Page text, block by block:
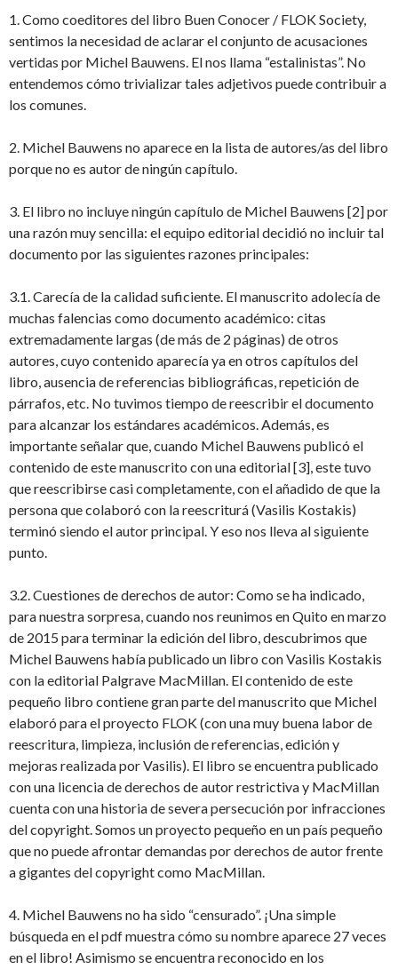
1. Como coeditores del libro Buen Conocer / FLOK Society,
sentimos la necesidad de aclarar el conjunto de acusaciones
vertidas por Michel Bauwens. El nos llama “estalinistas”. No
entendemos cómo trivializar tales adjetivos puede contribuir a
los comunes.
2. Michel Bauwens no aparece en la lista de autores/as del libro
porque no es autor de ningún capítulo.
3. El libro no incluye ningún capítulo de Michel Bauwens [2] por
una razón muy sencilla: el equipo editorial decidió no incluir tal
documento por las siguientes razones principales:
3.1. Carecía de la calidad suficiente. El manuscrito adolecía de
muchas falencias como documento académico: citas
extremadamente largas (de más de 2 páginas) de otros
autores, cuyo contenido aparecía ya en otros capítulos del
libro, ausencia de referencias bibliográficas, repetición de
párrafos, etc. No tuvimos tiempo de reescribir el documento
para alcanzar los estándares académicos. Además, es
importante señalar que, cuando Michel Bauwens publicó el
contenido de este manuscrito con una editorial [3], este tuvo
que reescribirse casi completamente, con el añadido de que la
persona que colaboró con la reescriturá (Vasilis Kostakis)
terminó siendo el autor principal. Y eso nos lleva al siguiente
punto.
3.2. Cuestiones de derechos de autor: Como se ha indicado,
para nuestra sorpresa, cuando nos reunimos en Quito en marzo
de 2015 para terminar la edición del libro, descubrimos que
Michel Bauwens había publicado un libro con Vasilis Kostakis
con la editorial Palgrave MacMillan. El contenido de este
pequeño libro contiene gran parte del manuscrito que Michel
elaboró para el proyecto FLOK (con una muy buena labor de
reescritura, limpieza, inclusión de referencias, edición y
mejoras realizada por Vasilis). El libro se encuentra publicado
con una licencia de derechos de autor restrictiva y MacMillan
cuenta con una historia de severa persecución por infracciones
del copyright. Somos un proyecto pequeño en un país pequeño
que no puede afrontar demandas por derechos de autor frente
a gigantes del copyright como MacMillan.
4. Michel Bauwens no ha sido “censurado”. ¡Una simple
búsqueda en el pdf muestra cómo su nombre aparece 27 veces
en el libro! Asimismo se encuentra reconocido en los